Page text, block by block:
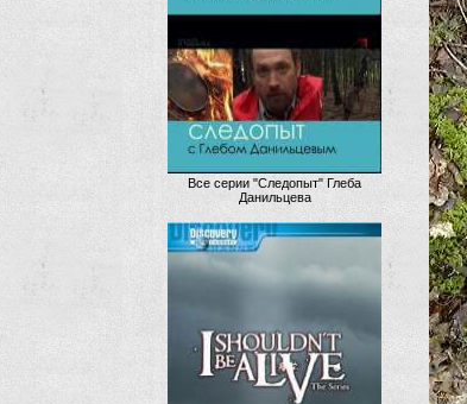
Все серии "Следопыт" Глеба
Данильцева